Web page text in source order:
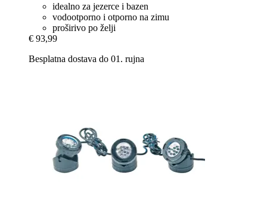
idealno za jezerce i bazen
vodootporno i otporno na zimu
proširivo po želji
€ 93,99
Besplatna dostava do 01. rujna